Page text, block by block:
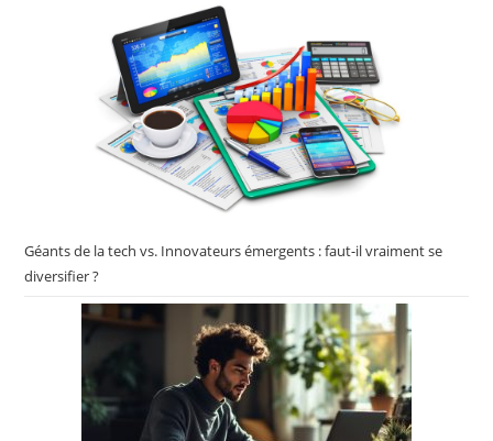
Géants de la tech vs. Innovateurs émergents : faut-il vraiment se
diversifier ?